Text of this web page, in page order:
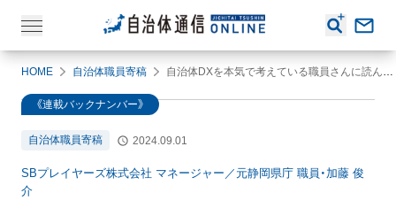
HOME 自治体職員寄稿 自治体DXを本気で考えている職員さんに読んでほしい話。
《連載バックナンバー》
自治体職員寄稿 2024.09.01
SBプレイヤーズ株式会社 マネージャー／元静岡県庁 職員・加藤 俊
介